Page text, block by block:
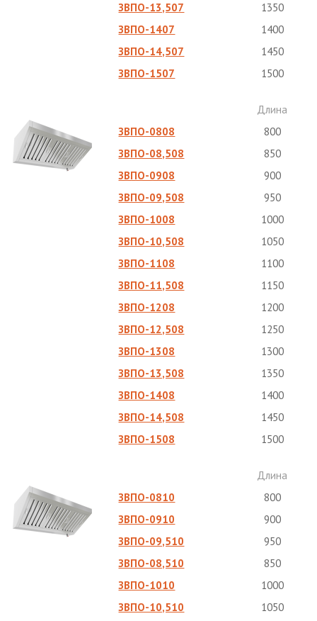
ЗВПО-13,507
1350
ЗВПО-1407
1400
ЗВПО-14,507
1450
ЗВПО-1507
1500
Длина
ЗВПО-0808
800
ЗВПО-08,508
850
ЗВПО-0908
900
ЗВПО-09,508
950
ЗВПО-1008
1000
ЗВПО-10,508
1050
ЗВПО-1108
1100
ЗВПО-11,508
1150
ЗВПО-1208
1200
ЗВПО-12,508
1250
ЗВПО-1308
1300
ЗВПО-13,508
1350
ЗВПО-1408
1400
ЗВПО-14,508
1450
ЗВПО-1508
1500
Длина
ЗВПО-0810
800
ЗВПО-0910
900
ЗВПО-09,510
950
ЗВПО-08,510
850
ЗВПО-1010
1000
ЗВПО-10,510
1050